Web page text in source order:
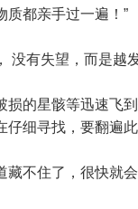
质都亲手过一遍！”
有失望，而是越发
的星骸等迅速飞
细寻找，要翻遍此
不住了，很快就会